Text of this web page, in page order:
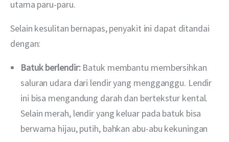
utama paru-paru.
Selain kesulitan bernapas, penyakit ini dapat ditandai
dengan:
Batuk berlendir: Batuk membantu membersihkan
saluran udara dari lendir yang mengganggu. Lendir
ini bisa mengandung darah dan bertekstur kental.
Selain merah, lendir yang keluar pada batuk bisa
berwarna hijau, putih, bahkan abu-abu kekuningan